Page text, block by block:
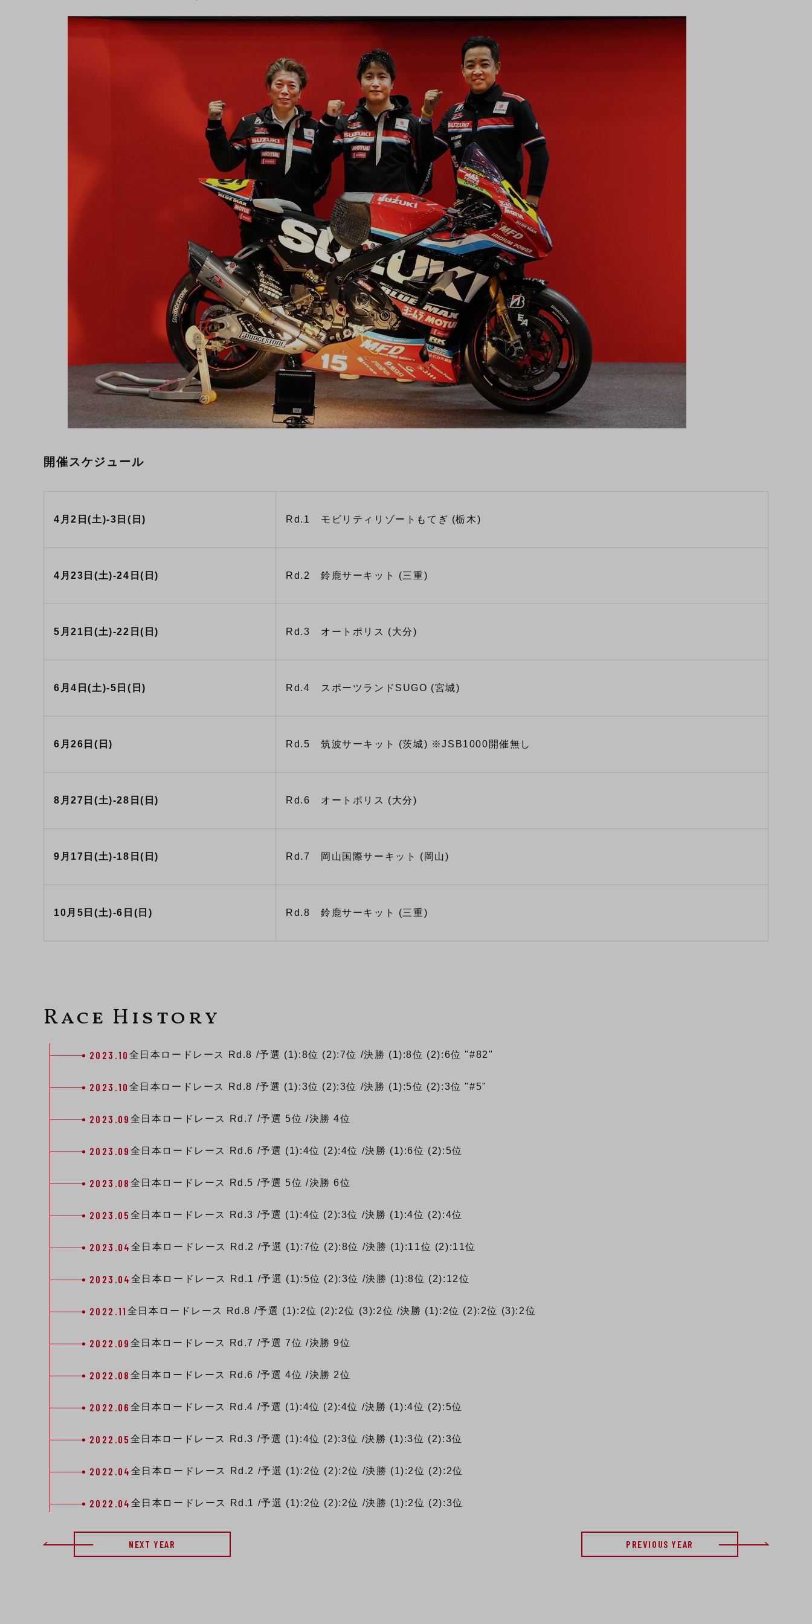
開催スケジュール
4月2日(土)-3日(日) Rd.1 モビリティリゾートもてぎ (栃木)
4月23日(土)-24日(日) Rd.2 鈴鹿サーキット (三重)
5月21日(土)-22日(日) Rd.3 オートポリス (大分)
6月4日(土)-5日(日) Rd.4 スポーツランドSUGO (宮城)
6月26日(日) Rd.5 筑波サーキット (茨城) ※JSB1000開催無し
8月27日(土)-28日(日) Rd.6 オートポリス (大分)
9月17日(土)-18日(日) Rd.7 岡山国際サーキット (岡山)
10月5日(土)-6日(日) Rd.8 鈴鹿サーキット (三重)
Race History
2023.10 全日本ロードレース Rd.8 /予選 (1):8位 (2):7位 /決勝 (1):8位 (2):6位 "#82"
2023.10 全日本ロードレース Rd.8 /予選 (1):3位 (2):3位 /決勝 (1):5位 (2):3位 "#5"
2023.09 全日本ロードレース Rd.7 /予選 5位 /決勝 4位
2023.09 全日本ロードレース Rd.6 /予選 (1):4位 (2):4位 /決勝 (1):6位 (2):5位
2023.08 全日本ロードレース Rd.5 /予選 5位 /決勝 6位
2023.05 全日本ロードレース Rd.3 /予選 (1):4位 (2):3位 /決勝 (1):4位 (2):4位
2023.04 全日本ロードレース Rd.2 /予選 (1):7位 (2):8位 /決勝 (1):11位 (2):11位
2023.04 全日本ロードレース Rd.1 /予選 (1):5位 (2):3位 /決勝 (1):8位 (2):12位
2022.11 全日本ロードレース Rd.8 /予選 (1):2位 (2):2位 (3):2位 /決勝 (1):2位 (2):2位 (3):2位
2022.09 全日本ロードレース Rd.7 /予選 7位 /決勝 9位
2022.08 全日本ロードレース Rd.6 /予選 4位 /決勝 2位
2022.06 全日本ロードレース Rd.4 /予選 (1):4位 (2):4位 /決勝 (1):4位 (2):5位
2022.05 全日本ロードレース Rd.3 /予選 (1):4位 (2):3位 /決勝 (1):3位 (2):3位
2022.04 全日本ロードレース Rd.2 /予選 (1):2位 (2):2位 /決勝 (1):2位 (2):2位
2022.04 全日本ロードレース Rd.1 /予選 (1):2位 (2):2位 /決勝 (1):2位 (2):3位
NEXT YEAR PREVIOUS YEAR